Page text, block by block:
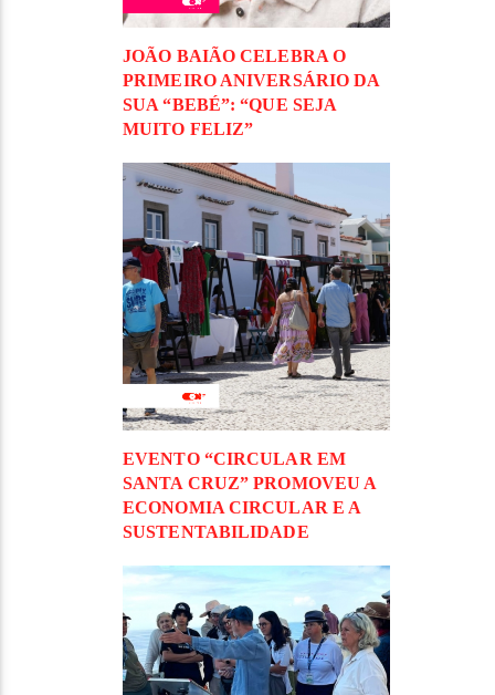
JOÃO BAIÃO CELEBRA O
PRIMEIRO ANIVERSÁRIO DA
SUA “BEBÉ”: “QUE SEJA
MUITO FELIZ”
EVENTO “CIRCULAR EM
SANTA CRUZ” PROMOVEU A
ECONOMIA CIRCULAR E A
SUSTENTABILIDADE